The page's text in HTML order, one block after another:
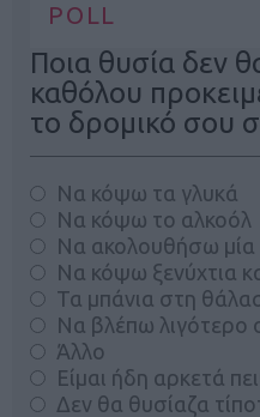
POLL
Ποια θυσία δεν
καθόλου
το δρομικό σου
Να κόψω τα γλυκά
Να κόψω το αλκοόλ
Να ακολουθήσω
Να κόψω ξενύχτια
Τα μπάνια στη
Να βλέπω λιγότερο
Άλλο
Είμαι ήδη αρκετά
Δεν θα θυσίαζα